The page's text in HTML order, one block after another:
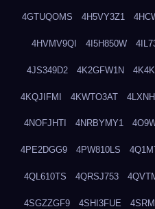
4GTUQOMS 4H5VY3Z1
4HVMV9QI 4I5H850W
4JS349D2 4K2GFW1N
4KQJIFMI 4KWTO3AT
4NOFJHTI 4NRBYMY1
4PE2DGG9 4PW810LS
4QL610TS 4QRSJ753
4SGZZGF9 4SHI3FUE